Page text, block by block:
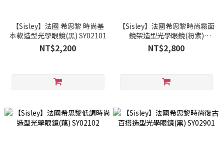
【Sisley】法國 希思黎 時尚基
本款造型光學眼鏡(黑) SY02101
NT$2,200
【Sisley】法國希思黎時尚霧面
鏡架造型光學眼鏡(粉紫)
SY00403
NT$2,800